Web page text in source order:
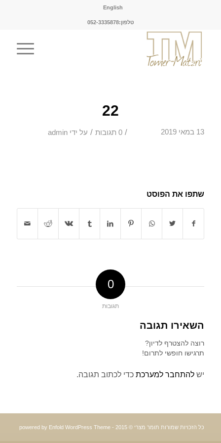
English
טלפון:052-3335878
22
13 במאי 2019 / 0 תגובות / על ידי admin
שתפו את הפוסט
0
תגובות
השאירו תגובה
רוצה להצטרף לדיון?
תרגישו חופשי לתרום!
יש להתחבר למערכתכדי לכתוב תגובה.
כל הזכויות שמורות תומר מצרי © 2015 - powered by Enfold WordPress Theme